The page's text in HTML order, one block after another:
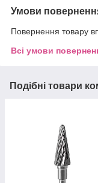
Умови
Повернення товару
Всі умови
Подібні товари